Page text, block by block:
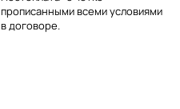
прописанными всеми условиями
в договоре.